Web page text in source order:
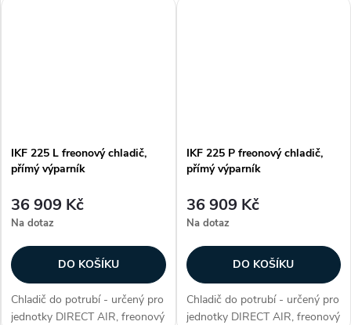
IKF 225 L freonový chladič,
přímý výparník
36 909 Kč
Na dotaz
DO KOŠÍKU
Chladič do potrubí - určený pro
jednotky DIRECT AIR, freonový
IKF 225 P freonový chladič,
přímý výparník
36 909 Kč
Na dotaz
DO KOŠÍKU
Chladič do potrubí - určený pro
jednotky DIRECT AIR, freonový